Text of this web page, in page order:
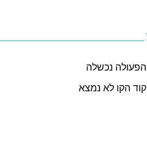
הפעולה נכשלה
קוד הקו לא נמצא